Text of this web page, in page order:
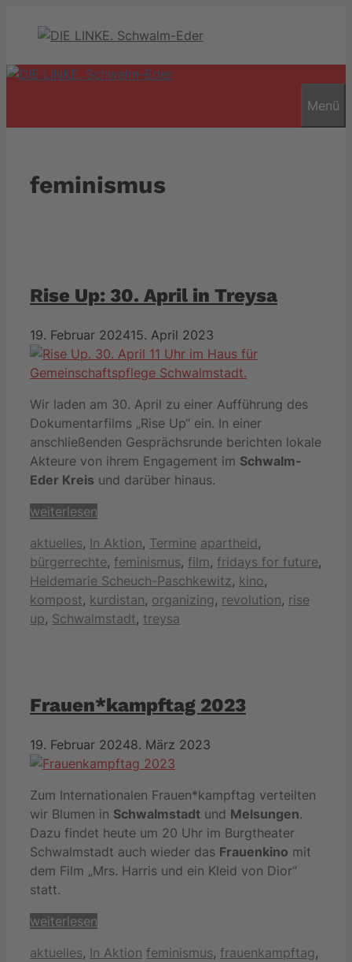
Menü
feminismus
Rise Up: 30. April in Treysa
19. Februar 202415. April 2023
Wir laden am 30. April zu einer Aufführung des
Dokumentarfilms „Rise Up“ ein. In einer
anschließenden Gesprächsrunde berichten lokale
Akteure von ihrem Engagement im Schwalm-
Eder Kreis und darüber hinaus.
weiterlesen
Kategorien
aktuelles, In Aktion, Termine Schlagwörter
apartheid,
bürgerrechte, feminismus, film, fridays for future,
Heidemarie Scheuch-Paschkewitz, kino,
kompost, kurdistan, organizing, revolution, rise
up, Schwalmstadt, treysa
Frauen*kampftag 2023
19. Februar 20248. März 2023
Zum Internationalen Frauen*kampftag verteilten
wir Blumen in Schwalmstadt und Melsungen.
Dazu findet heute um 20 Uhr im Burgtheater
Schwalmstadt auch wieder das Frauenkino mit
dem Film „Mrs. Harris und ein Kleid von Dior“
statt.
weiterlesen
Kategorien
aktuelles, In Aktion Schlagwörter
feminismus, frauenkampftag,